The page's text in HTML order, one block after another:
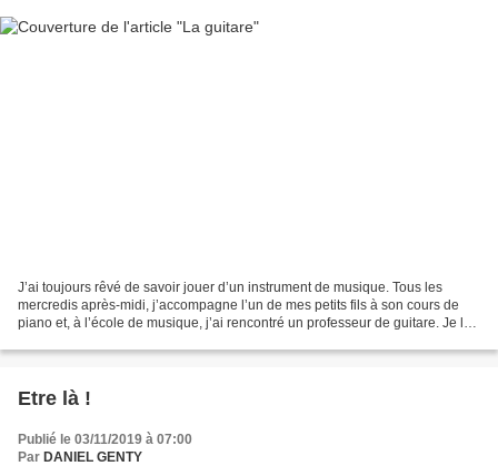
J’ai toujours rêvé de savoir jouer d’un instrument de musique. Tous les
mercredis après-midi, j’accompagne l’un de mes petits fils à son cours de
piano et, à l’école de musique, j’ai rencontré un professeur de guitare. Je lui
Etre là !
Publié le 03/11/2019 à 07:00
Par DANIEL GENTY